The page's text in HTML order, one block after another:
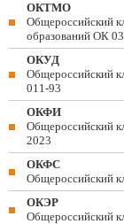
ОКТМО
Общероссийский
образований ОК
ОКУД
Общероссийский
011-93
ОКФИ
Общероссийский
2023
ОКФС
Общероссийский
ОКЭР
Общероссийский